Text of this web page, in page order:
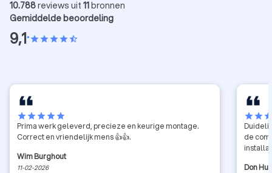
10.788reviews uit 11bronnen
Gemiddelde beoordeling
9,1•starstarstarstarstar_half
starstarstarstarstar
Prima werk geleverd, precieze en keurige montage.
Correct en vriendelijk mens 👍👍.
Wim Burghout
11-02-2026
starstar
de
Don